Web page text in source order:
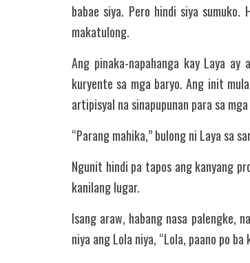
babae siya. Pero hindi siya
makatulong.
Ang pinaka-napahanga kay Laya
kuryente sa mga baryo. Ang init
artipisyal na sinapupunan para sa
“Parang mahika,” bulong ni Laya sa
Ngunit hindi pa tapos ang kanyang
kanilang lugar.
Isang araw, habang nasa palengke,
niya ang Lola niya, “Lola, paano po